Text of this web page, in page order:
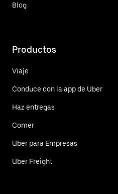
Blog
Productos
Viaje
Conduce con la app de Uber
Haz entregas
Comer
Uber para Empresas
Uber Freight